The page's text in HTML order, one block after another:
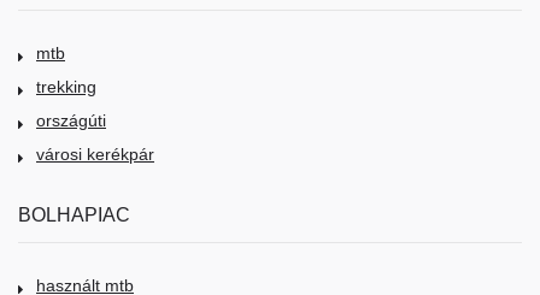
mtb
trekking
országúti
városi kerékpár
BOLHAPIAC
használt mtb